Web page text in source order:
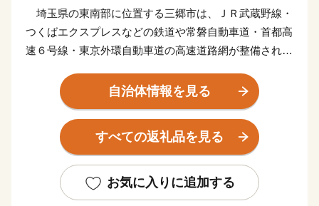
埼玉県の東南部に位置する三郷市は、ＪＲ武蔵野線・
つくばエクスプレスなどの鉄道や常磐自動車道・首都高
速６号線・東京外環自動車道の高速道路網が整備されて
郷インターチェンジ周辺の土地区画整理などにより、人
口増加と企業進出が進む一方で、豊かな自然に恵まれ、
四季折々の景色を楽しむことができる魅力あふれるまち
として、にぎわいを見せています。
建設中の三郷流山橋が令和５年度に開通予定であるとと
もに、常磐自動車道三郷料金所スマートインターチェン
自治体情報を見る
すべての返礼品を見る
お気に入りに追加する